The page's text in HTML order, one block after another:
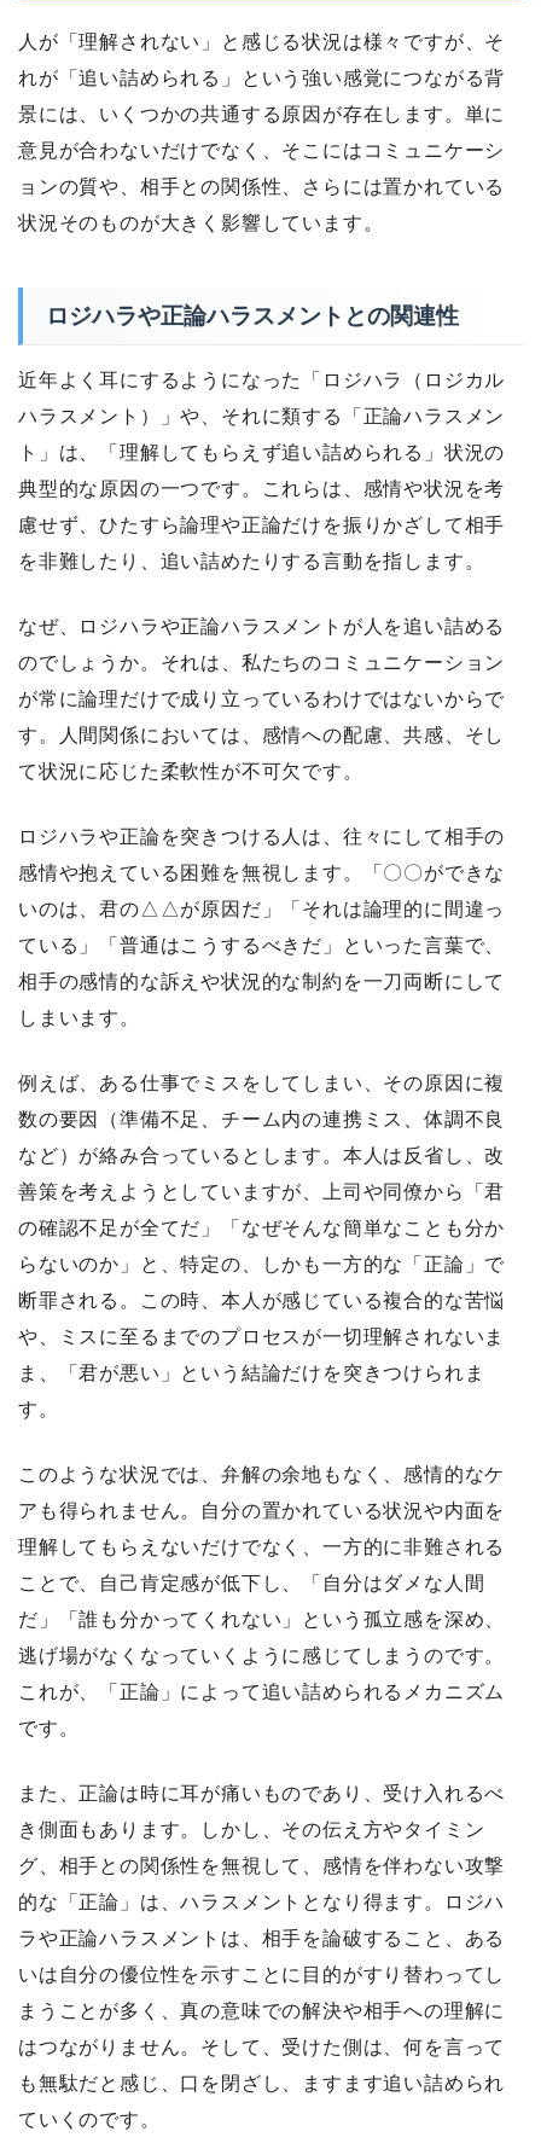
人が「理解されない」と感じる状況は様々ですが、そ
れが「追い詰められる」という強い感覚につながる背
景には、いくつかの共通する原因が存在します。単に
意見が合わないだけでなく、そこにはコミュニケーシ
ョンの質や、相手との関係性、さらには置かれている
状況そのものが大きく影響しています。
ロジハラや正論ハラスメントとの関連性
近年よく耳にするようになった「ロジハラ（ロジカル
ハラスメント）」や、それに類する「正論ハラスメン
ト」は、「理解してもらえず追い詰められる」状況の
典型的な原因の一つです。これらは、感情や状況を考
慮せず、ひたすら論理や正論だけを振りかざして相手
を非難したり、追い詰めたりする言動を指します。
なぜ、ロジハラや正論ハラスメントが人を追い詰める
のでしょうか。それは、私たちのコミュニケーション
が常に論理だけで成り立っているわけではないからで
す。人間関係においては、感情への配慮、共感、そし
て状況に応じた柔軟性が不可欠です。
ロジハラや正論を突きつける人は、往々にして相手の
感情や抱えている困難を無視します。「〇〇ができな
いのは、君の△△が原因だ」「それは論理的に間違っ
ている」「普通はこうするべきだ」といった言葉で、
相手の感情的な訴えや状況的な制約を一刀両断にして
しまいます。
例えば、ある仕事でミスをしてしまい、その原因に複
数の要因（準備不足、チーム内の連携ミス、体調不良
など）が絡み合っているとします。本人は反省し、改
善策を考えようとしていますが、上司や同僚から「君
の確認不足が全てだ」「なぜそんな簡単なことも分か
らないのか」と、特定の、しかも一方的な「正論」で
断罪される。この時、本人が感じている複合的な苦悩
や、ミスに至るまでのプロセスが一切理解されないま
ま、「君が悪い」という結論だけを突きつけられま
す。
このような状況では、弁解の余地もなく、感情的なケ
アも得られません。自分の置かれている状況や内面を
理解してもらえないだけでなく、一方的に非難される
ことで、自己肯定感が低下し、「自分はダメな人間
だ」「誰も分かってくれない」という孤立感を深め、
逃げ場がなくなっていくように感じてしまうのです。
これが、「正論」によって追い詰められるメカニズム
です。
また、正論は時に耳が痛いものであり、受け入れるべ
き側面もあります。しかし、その伝え方やタイミン
グ、相手との関係性を無視して、感情を伴わない攻撃
的な「正論」は、ハラスメントとなり得ます。ロジハ
ラや正論ハラスメントは、相手を論破すること、ある
いは自分の優位性を示すことに目的がすり替わってし
まうことが多く、真の意味での解決や相手への理解に
はつながりません。そして、受けた側は、何を言って
も無駄だと感じ、口を閉ざし、ますます追い詰められ
ていくのです。